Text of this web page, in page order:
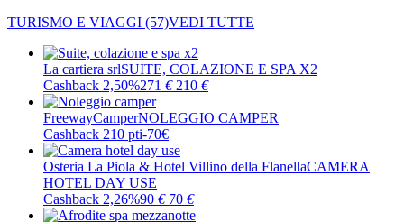
TURISMO E VIAGGI (57)VEDI TUTTE
La cartiera srlSUITE, COLAZIONE E SPA X2
Cashback 2,50%271 € 210 €
FreewayCamperNOLEGGIO CAMPER
Cashback 210 pti-70€
Osteria La Piola & Hotel Villino della FlanellaCAMERA
HOTEL DAY USE
Cashback 2,26%90 € 70 €